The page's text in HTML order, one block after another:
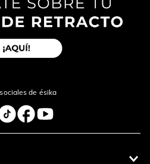
de ésika